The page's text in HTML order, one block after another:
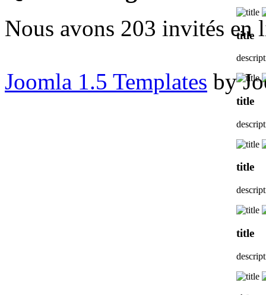
title
title
title
title
Nous avons 203 invités en
Joomla 1.5 Templates by